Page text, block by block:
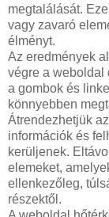
megtalálását.
vagy zavaró
élményt.
Az eredmények
végre a weboldal
a gombok és
könnyebben
Átrendezhetjük
információk és
kerüljenek.
elemeket,
ellenkezőleg,
részektől.